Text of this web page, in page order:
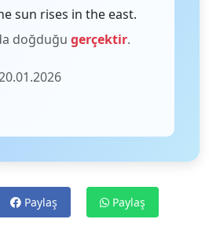
sun rises in the east.
doğduğu gerçektir.
Paylaş Paylaş